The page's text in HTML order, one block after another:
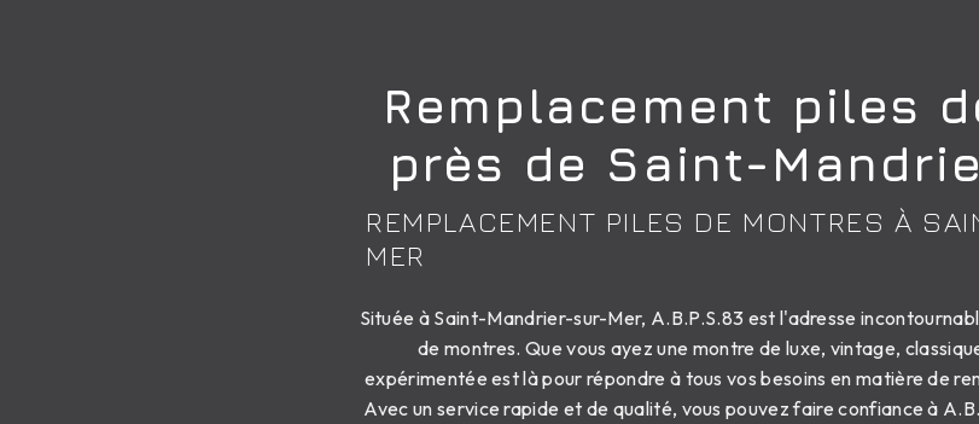
Remplacement piles
près de Saint-
REMPLACEMENT PILES DE MONTRES À
MER
Située à Saint-Mandrier-sur-Mer, A.B.P.S.83 est l'adresse
de montres. Que vous ayez une montre de luxe, vintage,
expérimentée est là pour répondre à tous vos besoins en matière de
Avec un service rapide et de qualité, vous pouvez faire confiance à